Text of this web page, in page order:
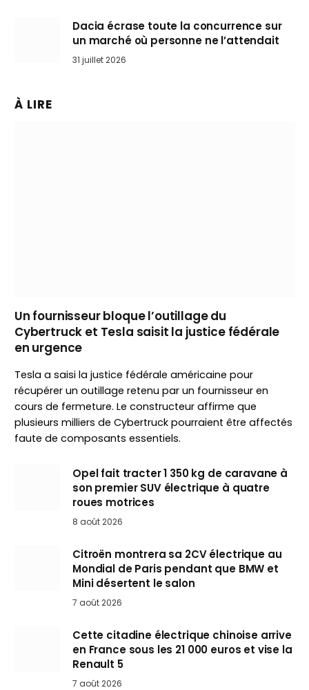
Dacia écrase toute la concurrence sur
un marché où personne ne l’attendait
31 juillet 2026
À LIRE
Un fournisseur bloque l’outillage du
Cybertruck et Tesla saisit la justice fédérale
en urgence
Tesla a saisi la justice fédérale américaine pour
récupérer un outillage retenu par un fournisseur en
cours de fermeture. Le constructeur affirme que
plusieurs milliers de Cybertruck pourraient être affectés
faute de composants essentiels.
Opel fait tracter 1 350 kg de caravane à
son premier SUV électrique à quatre
roues motrices
8 août 2026
Citroën montrera sa 2CV électrique au
Mondial de Paris pendant que BMW et
Mini désertent le salon
7 août 2026
Cette citadine électrique chinoise arrive
en France sous les 21 000 euros et vise la
Renault 5
7 août 2026